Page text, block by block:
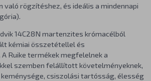
való rögzítéshez, és ideális a mindennapi
14C28N martenzites krómacélból
kémiai összetétellel és
Ruike termékek megfelelnek a
szemben felállított követelményeknek,
csiszolási tartósság, élesség